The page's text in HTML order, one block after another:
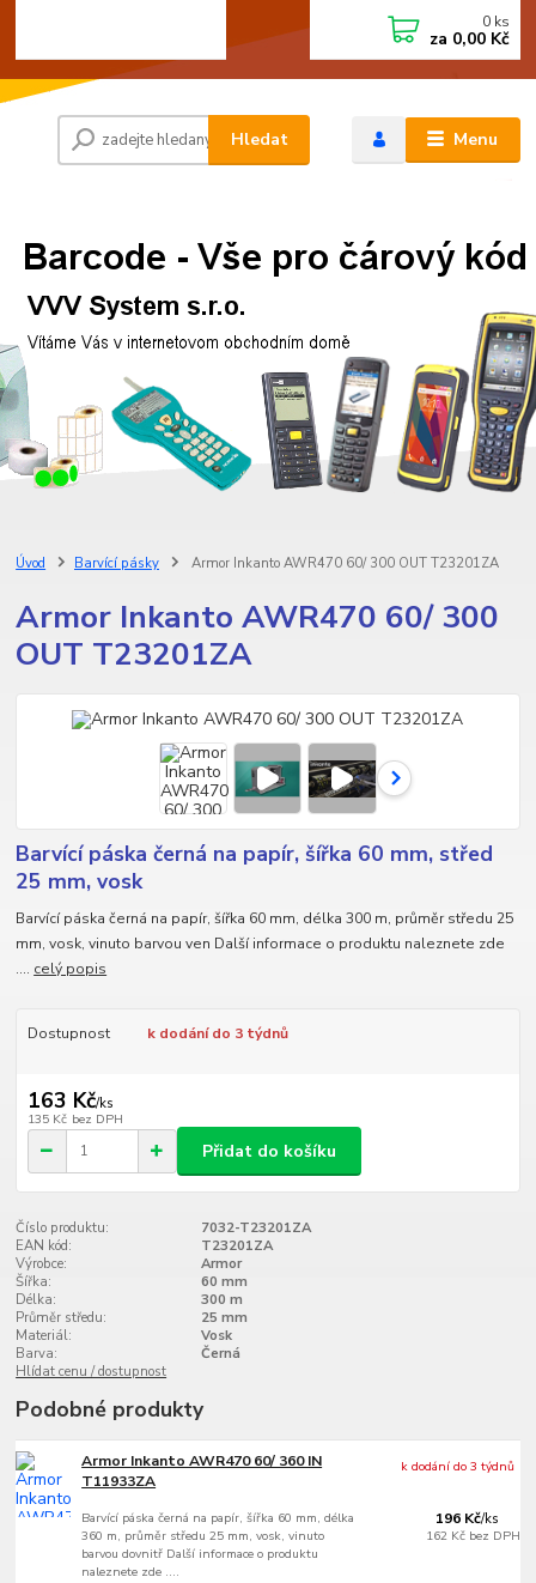
Menu
Hledat
0 ks
za 0,00 Kč
Úvod Barvící pásky Armor Inkanto AWR470 60/ 300 OUT T23201ZA
Armor Inkanto AWR470 60/ 300
OUT T23201ZA
Barvící páska černá na papír, šířka 60 mm, střed
25 mm, vosk
Barvící páska černá na papír, šířka 60 mm, délka 300 m, průměr středu 25
mm, vosk, vinuto barvou ven Další informace o produktu naleznete zde
.... celý popis
Dostupnost k dodání do 3 týdnů
163 Kč/ks
135 Kč bez DPH
Přidat do košíku
Číslo produktu:
7032-T23201ZA
EAN kód:
T23201ZA
Výrobce:
Armor
Šířka:
60 mm
Délka:
300 m
Průměr středu:
25 mm
Materiál:
Vosk
Barva:
Černá
Hlídat cenu / dostupnost
Podobné produkty
Armor Inkanto AWR470 60/ 360 IN
T11933ZA
Barvící páska černá na papír, šířka 60 mm, délka
360 m, průměr středu 25 mm, vosk, vinuto
barvou dovnitř Další informace o produktu
naleznete zde ....
196 Kč/ks
162 Kč bez DPH
k dodání do 3 týdnů